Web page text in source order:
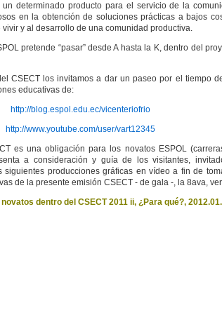
determinado producto para el servicio de la
en la obtención de soluciones prácticas a bajos
y al desarrollo de una comunidad productiva.
pretende “pasar” desde A hasta la K, dentro del
CSECT los invitamos a dar un paseo por el tiempo
educativas de:
http://blog.espol.edu.ec/vicenteriofrio
http://www.youtube.com/user/vart12345
es una obligación para los novatos ESPOL
a consideración y guía de los visitantes,
siguientes producciones gráficas en vídeo a fin de
de la presente emisión CSECT - de gala -, la 8ava,
dentro del CSECT 2011 ii, ¿Para qué?,